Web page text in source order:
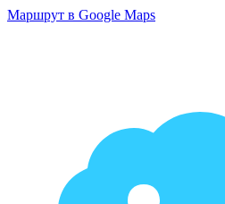
Маршрут в Google Maps